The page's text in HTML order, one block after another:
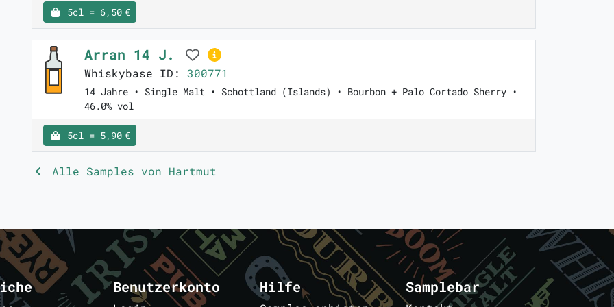
5cl = 6,50 €
Arran 14 J.
Whiskybase ID: 300771
14 Jahre • Single Malt • Schottland (Islands) • Bourbon + Palo Cortado Sherry •
46.0% vol
5cl = 5,90 €
Alle Samples von Hartmut
Benutzerkonto Hilfe Samplebar